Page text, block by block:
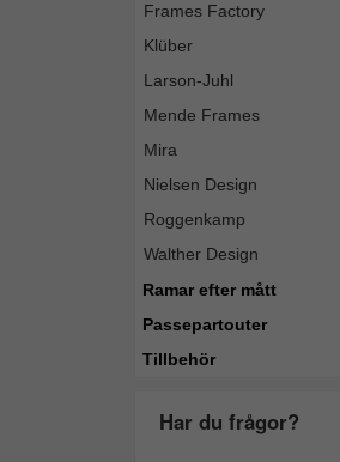
Frames Factory
Klüber
Larson-Juhl
Mende Frames
Mira
Nielsen Design
Roggenkamp
Walther Design
Ramar efter mått
Passepartouter
Tillbehör
Har du frågor?